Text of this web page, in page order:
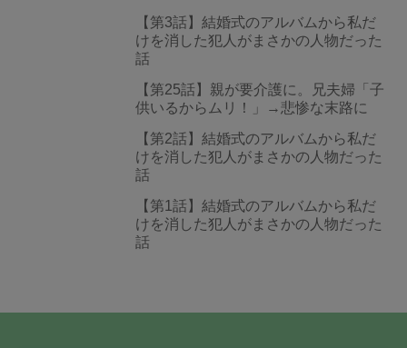
【第3話】結婚式のアルバムから私だ
けを消した犯人がまさかの人物だった
話
【第25話】親が要介護に。兄夫婦「子
供いるからムリ！」→悲惨な末路に
【第2話】結婚式のアルバムから私だ
けを消した犯人がまさかの人物だった
話
【第1話】結婚式のアルバムから私だ
けを消した犯人がまさかの人物だった
話